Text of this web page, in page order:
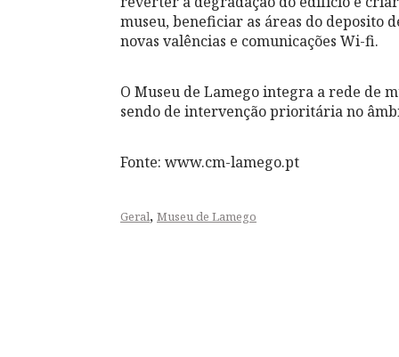
museu, beneficiar as áreas do deposito
novas valências e comunicações Wi-fi.
O Museu de Lamego integra a rede de
sendo de intervenção prioritária no
Fonte: www.cm-lamego.pt
Geral, Museu de Lamego